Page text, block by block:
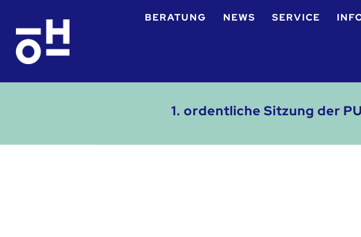
BERATUNG NEWS SERVICE
1. ordentliche Sitzung der